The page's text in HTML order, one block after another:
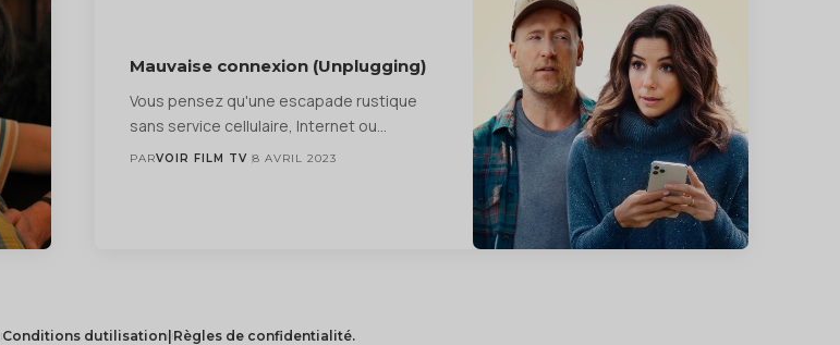
Mauvaise connexion (Unplugging)
Vous pensez qu'une escapade rustique
sans service cellulaire, Internet ou…
PARVOIR FILM TV 8 AVRIL 2023
Conditions dutilisation| Règles de confidentialité.